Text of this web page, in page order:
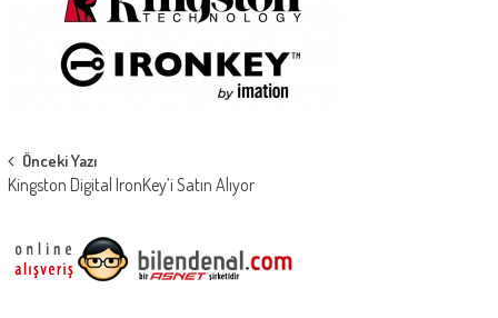
Post
navigation
Önceki Yazı
Kingston Digital IronKey’i Satın Alıyor